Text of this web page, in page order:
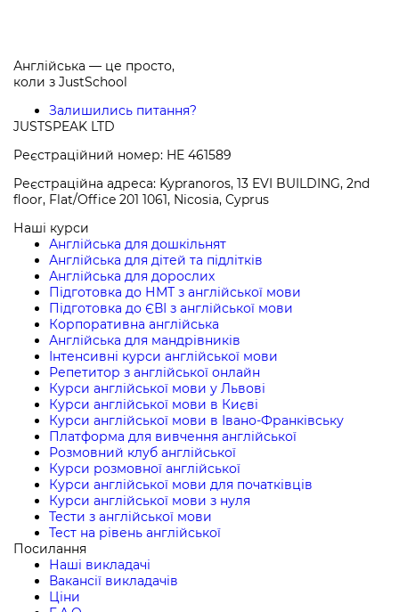
Англійська — це просто,
коли з JustSchool
Залишились питання?
JUSTSPEAK LTD
Реєстраційний номер: HE 461589
Реєстраційна адреса: Kypranoros, 13 EVI BUILDING, 2nd
floor, Flat/Office 201 1061, Nicosia, Cyprus
Наші курси
Англійська для дошкільнят
Англійська для дітей та підлітків
Англійська для дорослих
Підготовка до НМТ з англійської мови
Підготовка до ЄВІ з англійської мови
Корпоративна англійська
Англійська для мандрівників
Інтенсивні курси англійської мови
Репетитор з англійської онлайн
Курси англійської мови у Львові
Курси англійської мови в Києві
Курси англійської мови в Івано-Франківську
Платформа для вивчення англійської
Розмовний клуб англійської
Курси розмовної англійської
Курси англійської мови для початківців
Курси англійської мови з нуля
Тести з англійської мови
Тест на рівень англійської
Посилання
Наші викладачі
Вакансії викладачів
Ціни